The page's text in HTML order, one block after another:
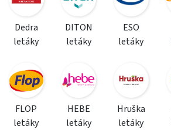
Dedra
letáky
DITON
letáky
ESO
letáky
FLOP
letáky
HEBE
letáky
Hruška
letáky